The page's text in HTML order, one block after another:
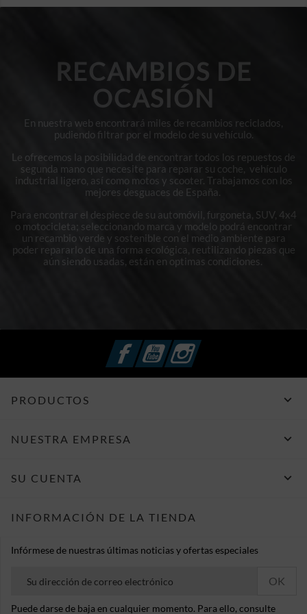
RECAMBIOS DE
OCASIÓN
En nuestra web encontrará miles de recambios reciclados,
pudiendo filtrar por el modelo de su vehículo.
Le ofrecemos la posibilidad de encontrar todos los repuestos de
segunda mano que necesite para reparar su coche, vehículo
industrial ligero, así como motos y scooter. Trabajamos con los
mejores desguaces de España.
Para encontrar el despiece de su automóvil, furgoneta, SUV, 4x4
o motocicleta; seleccionando marca y modelo podrá encontrar
un recambio verde y sostenible con el medio ambiente para
poder repararlo de una forma ecológica, reutilizando piezas que
aún siendo usadas, están en optimas condiciones.
FacebookYouTubeInstagram
PRODUCTOS 
NUESTRA EMPRESA 
SU CUENTA 
INFORMACIÓN DE LA TIENDA
Infórmese de nuestras últimas noticias y ofertas especiales
Puede darse de baja en cualquier momento. Para ello, consulte